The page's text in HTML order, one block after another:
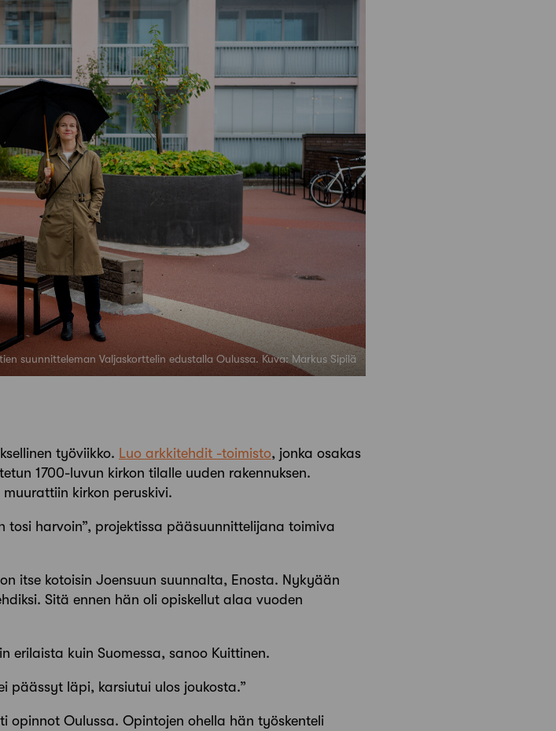
suunnitteleman Valjaskorttelin edustalla Oulussa. Kuva: Markus Sipilä
työviikko. Luo arkkitehdit -toimisto, jonka osakas
1700-luvun kirkon tilalle uuden rakennuksen.
kirkon peruskivi.
harvoin”, projektissa pääsuunnittelijana toimiva
itse kotoisin Joensuun suunnalta, Enosta. Nykyään
Sitä ennen hän oli opiskellut alaa vuoden
erilaista kuin Suomessa, sanoo Kuittinen.
päässyt läpi, karsiutui ulos joukosta.”
opinnot Oulussa. Opintojen ohella hän työskenteli